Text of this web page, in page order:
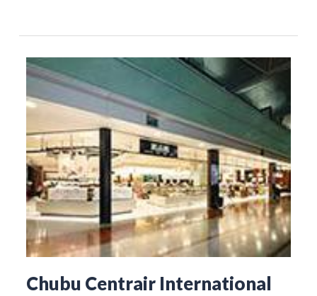
Chubu Centrair International